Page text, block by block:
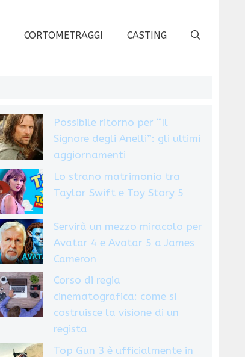
CORTOMETRAGGI CASTING
Possibile ritorno per “Il
Signore degli Anelli”: gli ultimi
aggiornamenti
Lo strano matrimonio tra
Taylor Swift e Toy Story 5
Servirà un mezzo miracolo per
Avatar 4 e Avatar 5 a James
Cameron
Corso di regia
cinematografica: come si
costruisce la visione di un
regista
Top Gun 3 è ufficialmente in